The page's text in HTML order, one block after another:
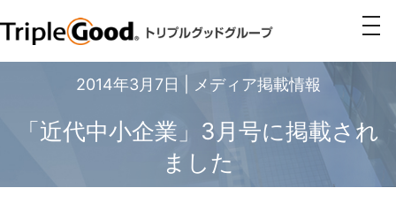
2014年3月7日 | メディア掲載情報
「近代中小企業」3月号に掲載され
ました